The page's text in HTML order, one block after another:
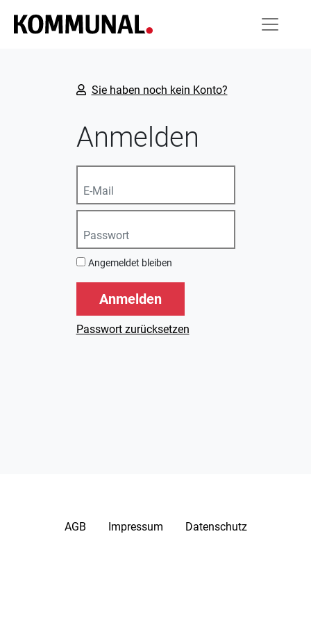
Sie haben noch kein Konto?
Anmelden
Angemeldet bleiben
Anmelden
Passwort zurücksetzen
AGB Impressum Datenschutz